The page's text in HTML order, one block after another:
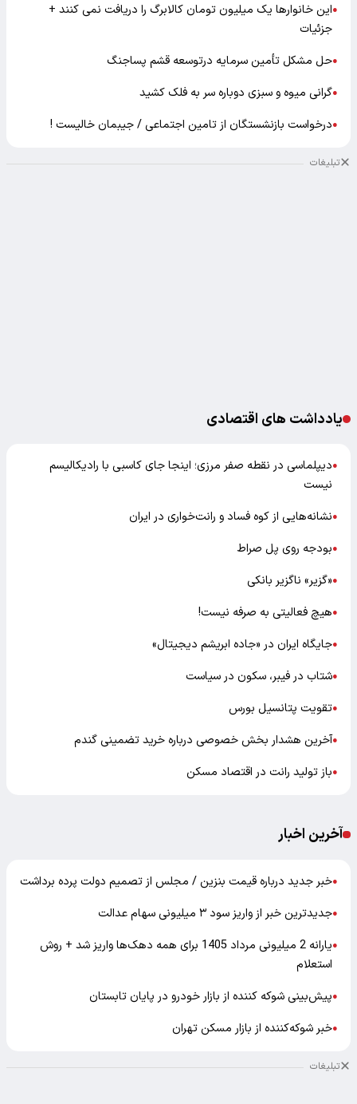
●این خانوارها یک میلیون تومان کالابرگ را دریافت نمی‌ کنند +
جزئیات
●حل مشکل تأمین سرمایه درتوسعه قشم پساجنگ
●گرانی میوه و سبزی دوباره سر به فلک کشید
●درخواست بازنشستگان از تامین اجتماعی / جیبمان خالیست !
تبلیغات
یادداشت های اقتصادی
●دیپلماسی در نقطه صفر مرزی؛ اینجا جای کاسبی با رادیکالیسم
نیست
●نشانه‌هایی از کوه فساد و رانت‌خواری در ایران
●بودجه روی پل صراط
●«گزیر» ناگزیر بانکی
●هیچ فعالیتی به صرفه نیست!
●جایگاه ایران در «جاده ابریشم دیجیتال»
●شتاب در فیبر، سکون در سیاست
●تقویت پتانسیل بورس
●آخرین هشدار بخش خصوصی درباره خرید تضمینی گندم
●باز تولید رانت در اقتصاد مسکن
آخرین اخبار
●خبر جدید درباره قیمت بنزین / مجلس از تصمیم دولت پرده برداشت
●جدیدترین خبر از واریز سود ۳ میلیونی سهام عدالت
●
یارانه 2 میلیونی مرداد 1405 برای همه دهک‌ها واریز شد + روش
استعلام
●پیش‌بینی شوکه کننده از بازار خودرو در پایان تابستان
●خبر شوکه‌کننده از بازار مسکن تهران
تبلیغات